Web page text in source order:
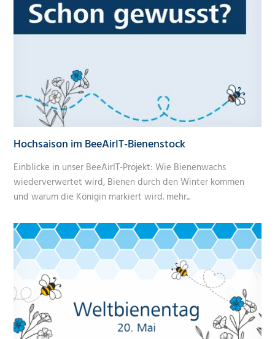
Hochsaison im BeeAirIT-Bienenstock
Einblicke in unser BeeAirIT-Projekt: Wie Bienenwachs
wiederverwertet wird, Bienen durch den Winter kommen
und warum die Königin markiert wird. mehr...